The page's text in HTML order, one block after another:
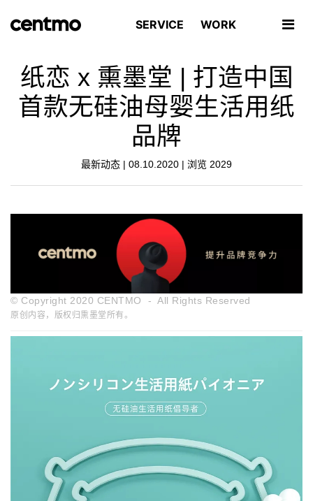
SERVICE WORK
纸恋 x 熏墨堂 | 打造中国
首款无硅油母婴生活用纸
品牌
最新动态 | 08.10.2020 | 浏览 2029
© Copyright 2020 CENTMO - All Rights Reserved
原创内容，版权归熏墨堂所有。